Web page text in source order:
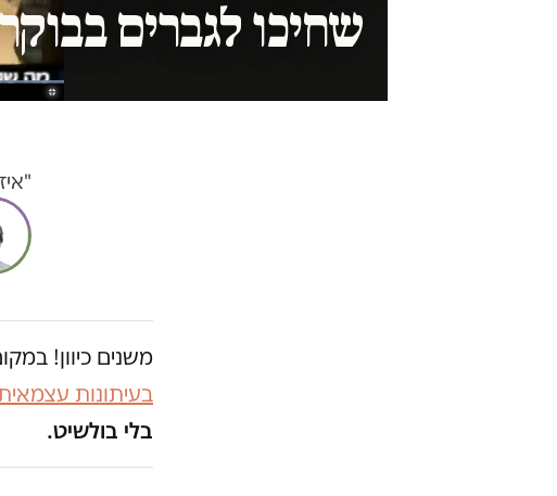
שחיכו לגברים
משנים כיוון!
בעיתונות
בלי בולשיט.